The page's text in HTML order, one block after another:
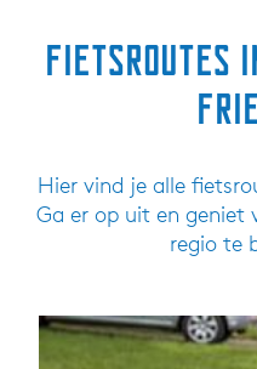
Fietsroutes
Hier vind je alle
Ga er op uit en geniet
regio te